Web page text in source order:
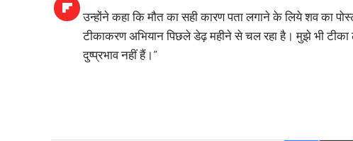
उन्होंने कहा कि मौत का सही कारण पता लगाने के लिये शव का
टीकाकरण अभियान पिछले डेढ़ महीने से चल रहा है। मुझे भी
दुष्प्रभाव नहीं हैं।”